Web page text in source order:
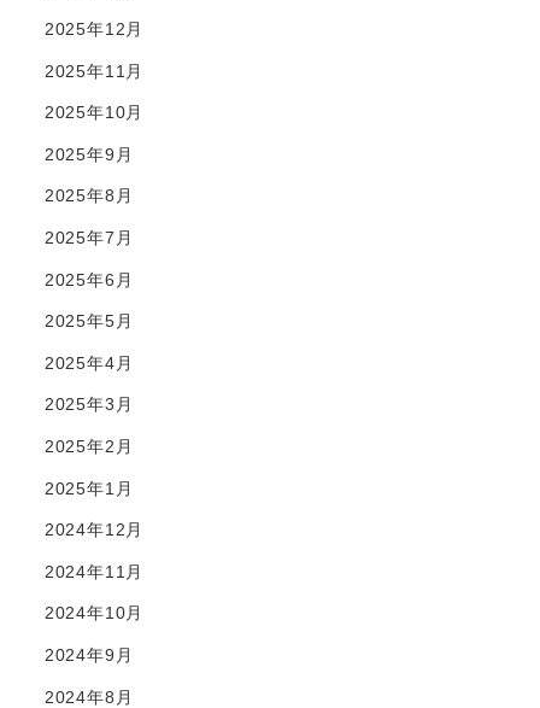
2025年12月
2025年11月
2025年10月
2025年9月
2025年8月
2025年7月
2025年6月
2025年5月
2025年4月
2025年3月
2025年2月
2025年1月
2024年12月
2024年11月
2024年10月
2024年9月
2024年8月